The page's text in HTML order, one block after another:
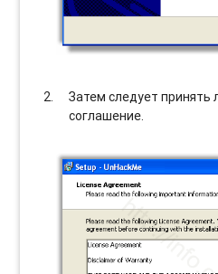
Затем следует принять
соглашение.